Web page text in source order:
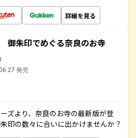
詳細を見る
御朱印でめぐる奈良のお寺
発売
ズより、奈良のお寺の最新版が登
印の数々に合いに出かけませんか？